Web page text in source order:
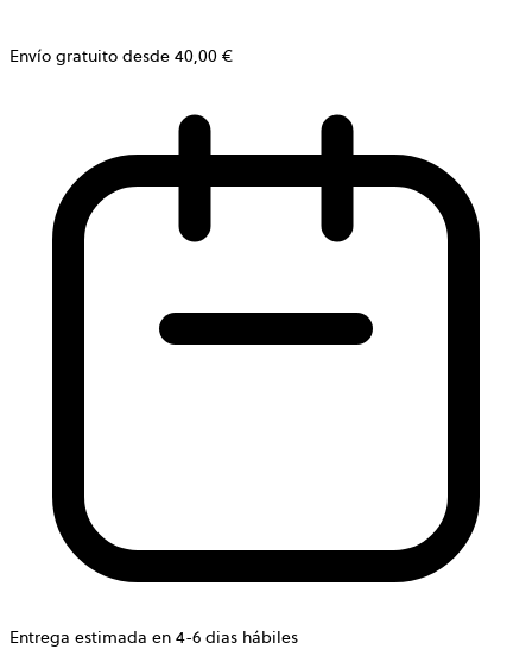
Envío gratuito desde 40,00 €
Entrega estimada en 4-6 dias hábiles